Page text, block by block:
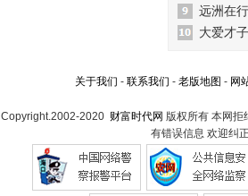
远洲在
大爱才
关于我们 - 联系我们 - 老版地图 - 网
Copyright.2002-2020 财富时代网 版权所有 本网拒
有错误信息 欢迎纠正